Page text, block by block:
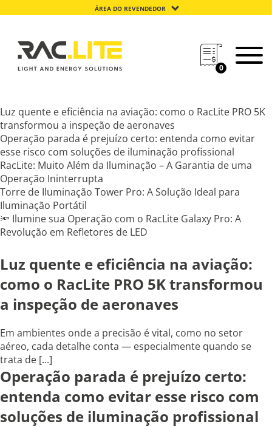
ÁREA DO REVENDEDOR
0
Luz quente e eficiência na aviação: como o RacLite PRO 5K
transformou a inspeção de aeronaves
Operação parada é prejuízo certo: entenda como evitar
esse risco com soluções de iluminação profissional
RacLite: Muito Além da Iluminação – A Garantia de uma
Operação Ininterrupta
Torre de Iluminação Tower Pro: A Solução Ideal para
Iluminação Portátil
🔦 Ilumine sua Operação com o RacLite Galaxy Pro: A
Revolução em Refletores de LED
Luz quente e eficiência na aviação:
como o RacLite PRO 5K transformou
a inspeção de aeronaves
Em ambientes onde a precisão é vital, como no setor
aéreo, cada detalhe conta — especialmente quando se
trata de [...]
Operação parada é prejuízo certo:
entenda como evitar esse risco com
soluções de iluminação profissional